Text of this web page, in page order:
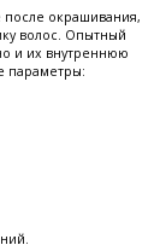
окрашивания,
волос. Опытный
и их внутреннюю
параметры: